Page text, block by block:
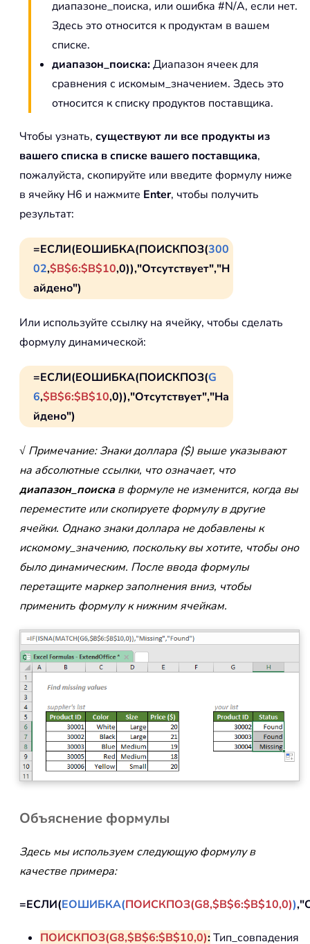
диапазоне_поиска, или ошибка #N/A, если нет.
Здесь это относится к продуктам в вашем
списке.
диапазон_поиска:Диапазон ячеек для
сравнения с искомым_значением. Здесь это
относится к списку продуктов поставщика.
Чтобы узнать, существуют ли все продукты из
вашего списка в списке вашего поставщика,
пожалуйста, скопируйте или введите формулу ниже
в ячейку H6 и нажмите Enter, чтобы получить
результат:
=ЕСЛИ(ЕОШИБКА(ПОИСКПОЗ(300
02,$B$6:$B$10,0)),"Отсутствует","Н
айдено")
Или используйте ссылку на ячейку, чтобы сделать
формулу динамической:
=ЕСЛИ(ЕОШИБКА(ПОИСКПОЗ(G
6,$B$6:$B$10,0)),"Отсутствует","На
йдено")
√ Примечание: Знаки доллара ($) выше указывают
на абсолютные ссылки, что означает, что
диапазон_поискав формуле не изменится, когда вы
переместите или скопируете формулу в другие
ячейки. Однако знаки доллара не добавлены к
искомому_значению, поскольку вы хотите, чтобы оно
было динамическим. После ввода формулы
перетащите маркер заполнения вниз, чтобы
применить формулу к нижним ячейкам.
Объяснение формулы
Здесь мы используем следующую формулу в
качестве примера:
=ЕСЛИ(ЕОШИБКА(ПОИСКПОЗ(G8,$B$6:$B$10,0))
ПОИСКПОЗ(G8,$B$6:$B$10,0):Тип_совпадения